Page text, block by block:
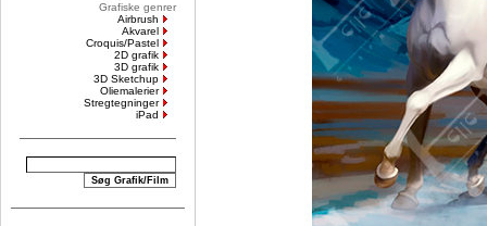
Grafiske genrer
Airbrush
Akvarel
Croquis/Pastel
2D grafik
3D grafik
3D Sketchup
Oliemalerier
Stregtegninger
iPad